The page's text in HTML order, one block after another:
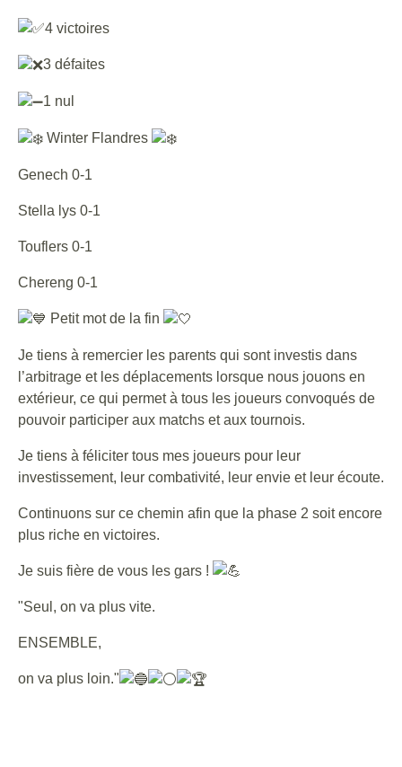
4 victoires
3 défaites
1 nul
Winter Flandres
Genech 0-1
Stella lys 0-1
Touflers 0-1
Chereng 0-1
Petit mot de la fin
Je tiens à remercier les parents qui sont investis dans
l’arbitrage et les déplacements lorsque nous jouons en
extérieur, ce qui permet à tous les joueurs convoqués de
pouvoir participer aux matchs et aux tournois.
Je tiens à féliciter tous mes joueurs pour leur
investissement, leur combativité, leur envie et leur écoute.
Continuons sur ce chemin afin que la phase 2 soit encore
plus riche en victoires.
Je suis fière de vous les gars !
"Seul, on va plus vite.
ENSEMBLE,
on va plus loin."